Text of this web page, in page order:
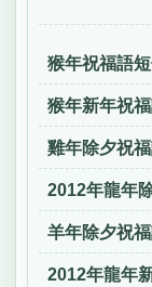
猴年祝福語
猴年新年祝
雞年除夕祝
2012年龍年
羊年除夕祝
2012年龍年